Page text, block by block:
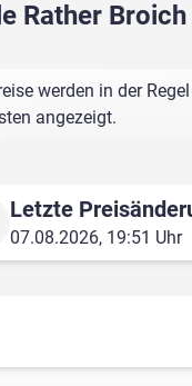
Rather
werden in der
angezeigt.
Letzte
07.08.2026, 19:51 Uhr